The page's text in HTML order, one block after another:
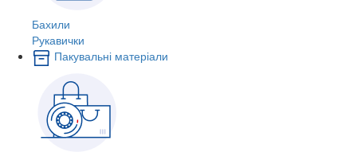
Бахили
Рукавички
Пакувальні матеріали